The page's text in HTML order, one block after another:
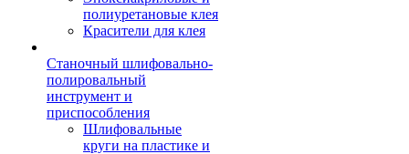
полиуретановые клея
Красители для клея
Станочный шлифовально-
полировальный
инструмент и
приспособления
Шлифовальные
круги на пластике и